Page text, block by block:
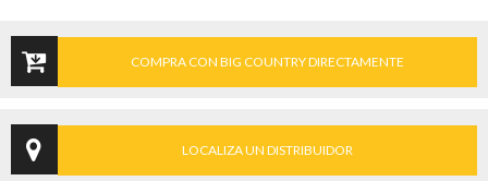
COMPRA CON BIG COUNTRY DIRECTAMENTE
LOCALIZA UN DISTRIBUIDOR